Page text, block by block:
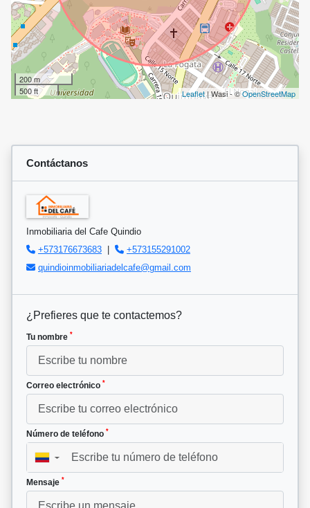
200 m
500 ft
Leaflet| Wasi - ©OpenStreetMap
Contáctanos
Inmobiliaria del Cafe Quindio
+573176673683 |
+573155291002
quindioinmobiliariadelcafe@gmail.com
¿Prefieres que te contactemos?
Tu nombre *
Correo electrónico *
Número de teléfono *
▼
Mensaje *